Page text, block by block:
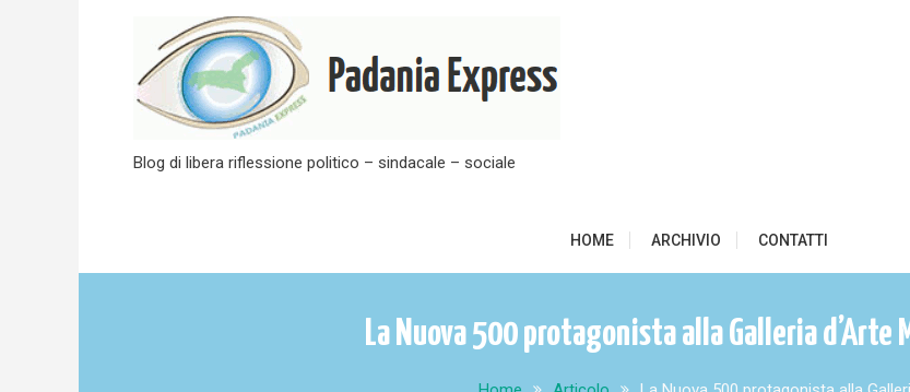
Blog di libera riflessione politico – sindacale – sociale
HOME ARCHIVIO CONTATTI
La Nuova 500 protagonista alla Galleria d’Arte